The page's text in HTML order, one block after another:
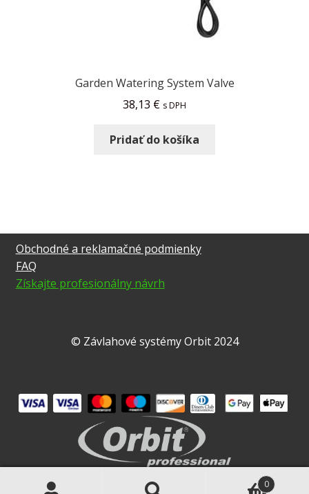
Garden Watering System Valve
38,13 € s DPH
Pridať do košíka
Obchodné a reklamačné podmienky
FAQ
Získajte profesionálny návrh
© Závlahové systémy Orbit 2024
0